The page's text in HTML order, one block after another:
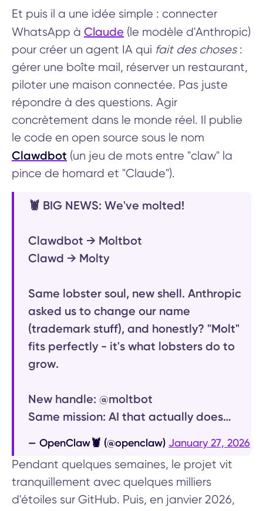
Et puis il a une idée simple : connecter
WhatsApp à Claude (le modèle d'Anthropic)
pour créer un agent IA qui fait des choses:
gérer une boîte mail, réserver un restaurant,
piloter une maison connectée. Pas juste
répondre à des questions. Agir
concrètement dans le monde réel. Il publie
le code en open source sous le nom
Clawdbot (un jeu de mots entre "claw" la
pince de homard et "Claude").
🦞 BIG NEWS: We've molted!
Clawdbot → Moltbot
Clawd → Molty
Same lobster soul, new shell. Anthropic
asked us to change our name
(trademark stuff), and honestly? "Molt"
fits perfectly - it's what lobsters do to
grow.
New handle: @moltbot
Same mission: AI that actually does…
— OpenClaw🦞 (@openclaw) January 27, 2026
Pendant quelques semaines, le projet vit
tranquillement avec quelques milliers
d'étoiles sur GitHub. Puis, en janvier 2026,